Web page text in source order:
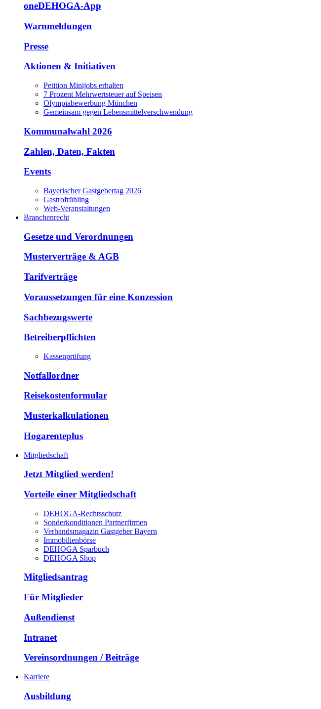
oneDEHOGA-App
Warnmeldungen
Presse
Aktionen & Initiativen
Petition Minijobs erhalten
7 Prozent Mehrwertsteuer auf Speisen
Olympiabewerbung München
Gemeinsam gegen Lebensmittelverschwendung
Kommunalwahl 2026
Zahlen, Daten, Fakten
Events
Bayerischer Gastgebertag 2026
Gastrofrühling
Web-Veranstaltungen
Branchenrecht
Gesetze und Verordnungen
Musterverträge & AGB
Tarifverträge
Voraussetzungen für eine Konzession
Sachbezugswerte
Betreiberpflichten
Kassenprüfung
Notfallordner
Reisekostenformular
Musterkalkulationen
Hogarenteplus
Mitgliedschaft
Jetzt Mitglied werden!
Vorteile einer Mitgliedschaft
DEHOGA-Rechtsschutz
Sonderkonditionen Partnerfirmen
Verbandsmagazin Gastgeber Bayern
Immobilienbörse
DEHOGA Sparbuch
DEHOGA Shop
Mitgliedsantrag
Für Mitglieder
Außendienst
Intranet
Vereinsordnungen / Beiträge
Karriere
Ausbildung